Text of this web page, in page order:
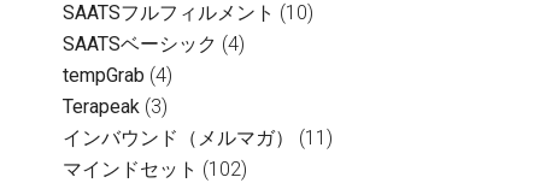
SAATSフルフィルメント (10)
SAATSベーシック (4)
tempGrab (4)
Terapeak (3)
インバウンド（メルマガ）
(11)
マインドセット (102)